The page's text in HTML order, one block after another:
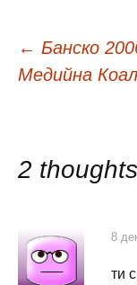
← Банско
Медийна
2
8
ти